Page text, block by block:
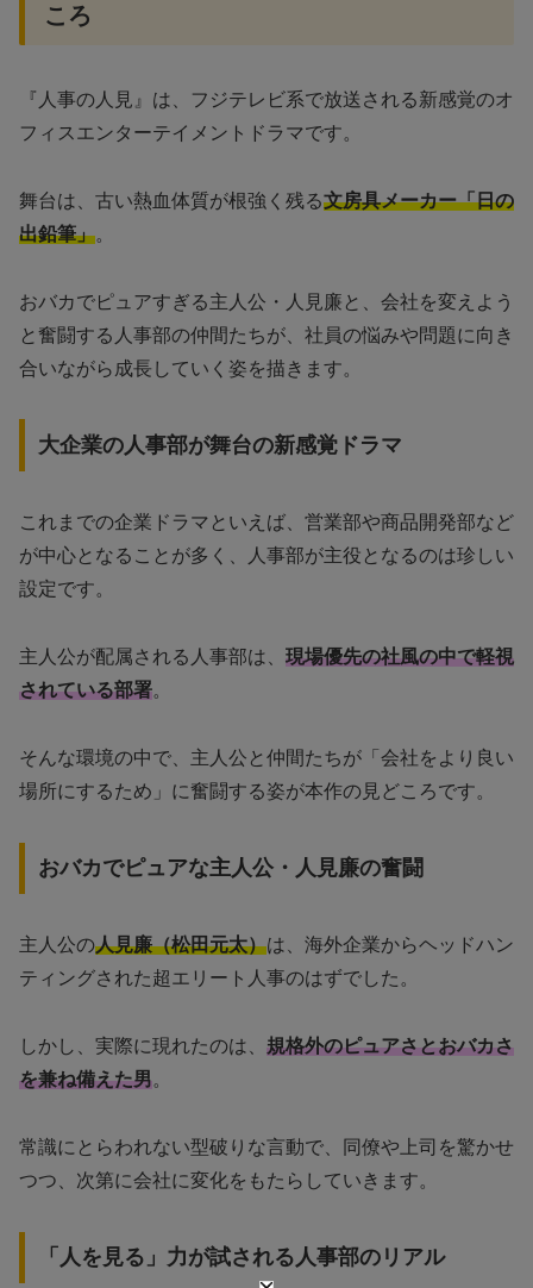
ころ
『人事の人見』は、フジテレビ系で放送される新感覚のオ
フィスエンターテイメントドラマです。
舞台は、古い熱血体質が根強く残る文房具メーカー「日の
出鉛筆」。
おバカでピュアすぎる主人公・人見廉と、会社を変えよう
と奮闘する人事部の仲間たちが、社員の悩みや問題に向き
合いながら成長していく姿を描きます。
大企業の人事部が舞台の新感覚ドラマ
これまでの企業ドラマといえば、営業部や商品開発部など
が中心となることが多く、人事部が主役となるのは珍しい
設定です。
主人公が配属される人事部は、 現場優先の社風の中で軽視
されている部署。
そんな環境の中で、主人公と仲間たちが「会社をより良い
場所にするため」に奮闘する姿が本作の見どころです。
おバカでピュアな主人公・人見廉の奮闘
主人公の人見廉（松田元太）は、海外企業からヘッドハン
ティングされた超エリート人事のはずでした。
しかし、実際に現れたのは、 規格外のピュアさとおバカさ
を兼ね備えた男。
常識にとらわれない型破りな言動で、同僚や上司を驚かせ
つつ、次第に会社に変化をもたらしていきます。
「人を見る」力が試される人事部のリアル